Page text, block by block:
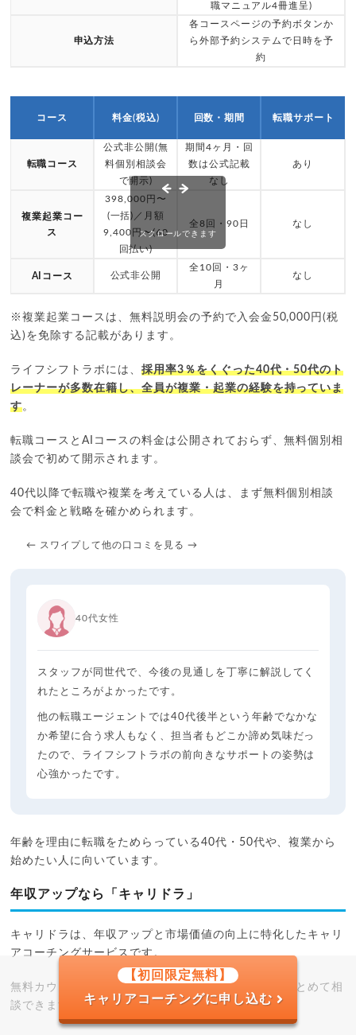
職マニュアル4冊進呈)
申込方法
各コースページの予約ボタンか
ら外部予約システムで日時を予
約
コース 料金(税込) 回数・期間 転職サポート
転職コース
公式非公開(無
料個別相談会
で開示)
期間4ヶ月・回
数は公式記載
なし
あり
複業起業コー
ス
398,000円〜
(一括)／月額
9,400円〜(60
回払い)
全8回・90日 なし
AIコース 公式非公開
全10回・3ヶ
月
なし
スクロールできます
※複業起業コースは、無料説明会の予約で入会金50,000円(税
込)を免除する記載があります。
ライフシフトラボには、 採用率3％をくぐった40代・50代のト
レーナーが多数在籍し、全員が複業・起業の経験を持っていま
す。
転職コースとAIコースの料金は公開されておらず、無料個別相
談会で初めて開示されます。
40代以降で転職や複業を考えている人は、まず無料個別相談
会で料金と戦略を確かめられます。
← スワイプして他の口コミを見る →
40代女性
スタッフが同世代で、今後の見通しを丁寧に解説してく
れたところがよかったです。
他の転職エージェントでは40代後半という年齢でなかな
か希望に合う求人もなく、担当者もどこか諦め気味だっ
たので、ライフシフトラボの前向きなサポートの姿勢は
心強かったです。
年齢を理由に転職をためらっている40代・50代や、複業から
始めたい人に向いています。
年収アップなら「キャリドラ」
キャリドラは、年収アップと市場価値の向上に特化したキャリ
アコーチングサービスです。
無料カウンセリングでは、目標年収と転職プランをまとめて相
談できます。
【初回限定無料】
キャリアコーチングに申し込む